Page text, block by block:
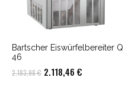
Bartscher Eiswürfelbereiter Q
46
2.183,98€ Ursprünglicher
2.118,46 €